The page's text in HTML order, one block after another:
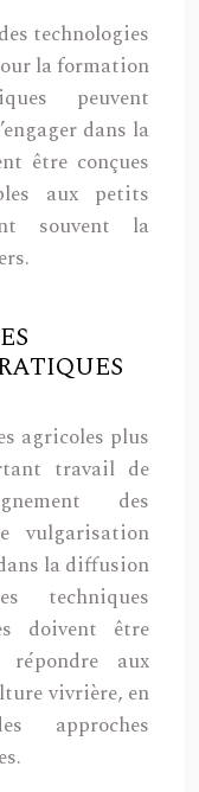
technologies
la formation
peuvent
dans la
être conçues
aux petits
souvent la
agricoles plus
travail de
des
vulgarisation
la diffusion
techniques
doivent être
aux
vivrière, en
approches